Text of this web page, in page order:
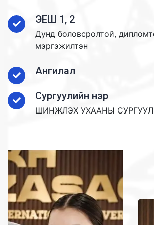
ЭЕШ 1, 2
Дунд боловсролтой,
мэргэжилтэн
Ангилал
Сургуулийн нэр
ШИНЖЛЭХ УХААНЫ